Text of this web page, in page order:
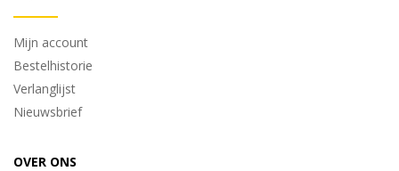
Mijn account
Bestelhistorie
Verlanglijst
Nieuwsbrief
OVER ONS